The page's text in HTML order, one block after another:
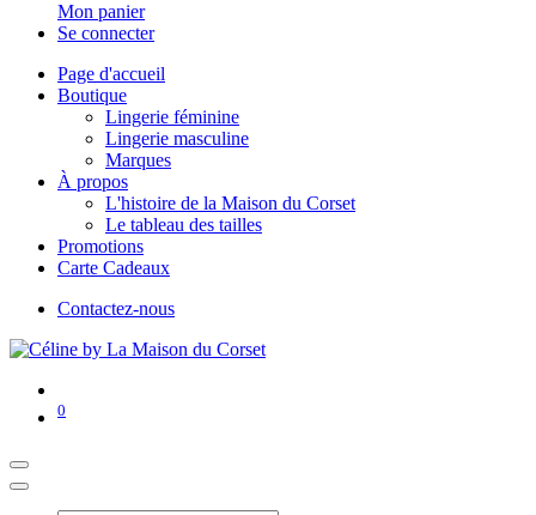
Mon panier
Se connecter
Page d'accueil
Boutique
Lingerie féminine
Lingerie masculine
Marques
À propos
L'histoire de la Maison du Corset
Le tableau des tailles
Promotions
Carte Cadeaux
Contactez-nous
0